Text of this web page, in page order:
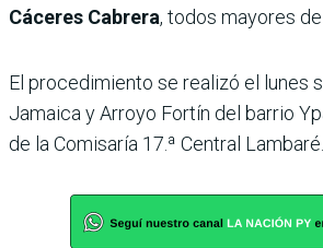
Cáceres Cabrera, todos mayores
El procedimiento se realizó el lunes
Jamaica y Arroyo Fortín del barrio
de la Comisaría 17.ª Central Lambaré.